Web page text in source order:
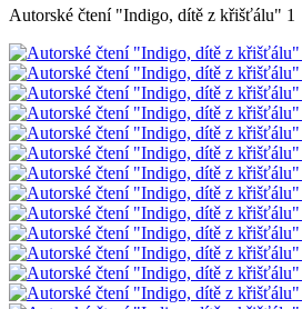
Autorské čtení "Indigo, dítě z křišťálu" 1